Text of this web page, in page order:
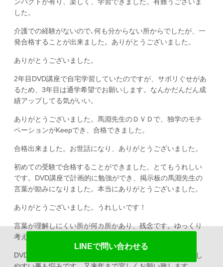
した。
介護での経験がないので､何も分からない所からでしたが、一
発合格することが出来ました。ありがとうございました。
ありがとうございました。
2年目DVD講座で自宅学習していたのですが、サボリぐせがあ
るため、3年目は通学希望でお願いします。なんかだんだん成
績アップしてる気がいい。
ありがとうございました。馬淵先生のＤＶＤで、独学のモチ
ベーションがKeepでき、合格できました。
合格出来ました。お世話になり、ありがとうございました。
初めての受験で合格することができました。とてもうれしい
です。DVD講座で計画的に勉強ができ、掲示板の馬淵先生の
言葉が励みになりました。本当にありがとうございました。
ありがとうございました。うれしいです！
言葉が理解しにくい所が何カ所かあり、残念です。ゆっくり
考えれば理解できました。
DVD一生懸命観たのですが、理解不足だと思います。緊張し
LINEで問い合わせる